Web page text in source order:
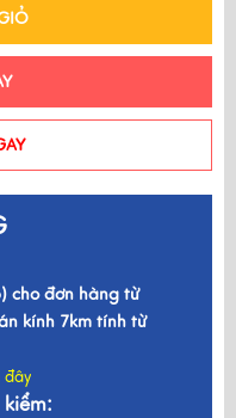
cho đơn hàng từ
kính 7km tính từ
đây